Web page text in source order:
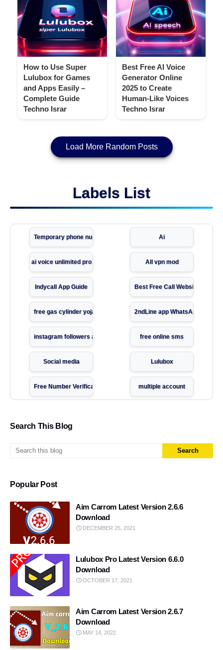
How to Use Super
Lulubox for Games
and Apps Easily –
Complete Guide
Techno Israr
Best Free AI Voice
Generator Online
2025 to Create
Human-Like Voices
Techno Israr
Load More Random Posts
Labels List
Temporary phone number Ai
ai voice unlimited pro All vpn mod
Indycall App Guide Best Free Call Websites
free gas cylinder yojana 2ndLine app WhatsApp
instagram followers app free online sms
Social media Lulubox
Free Number Verification 2025 multiple account
free use
What is ChatGPT Full Guide Aim Tool
Carrom pool aim tools
Application Youtube tips
Instagram
Super Lulubox Bitaim
Free call number
Search This Blog
Popular Post
Aim Carrom Latest Version 2.6.6
Download
DECEMBER 25, 2021
Lulubox Pro Latest Version 6.6.0
Download
OCTOBER 17, 2021
Aim Carrom Latest Version 2.6.7
Download
MAY 14, 2022